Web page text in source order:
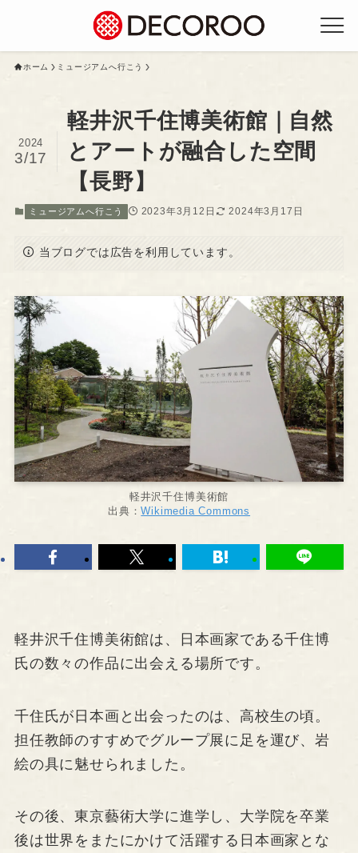
ホーム ミュージアムへ行こう
軽井沢千住博美術館｜自然
とアートが融合した空間
【長野】
2024
3/17
ミュージアムへ行こう 2023年3月12日 2024年3月17日
当ブログでは広告を利用しています。
軽井沢千住博美術館
出典：Wikimedia Commons
軽井沢千住博美術館は、日本画家である千住博
氏の数々の作品に出会える場所です。
千住氏が日本画と出会ったのは、高校生の頃。
担任教師のすすめでグループ展に足を運び、岩
絵の具に魅せられました。
その後、東京藝術大学に進学し、大学院を卒業
後は世界をまたにかけて活躍する日本画家とな